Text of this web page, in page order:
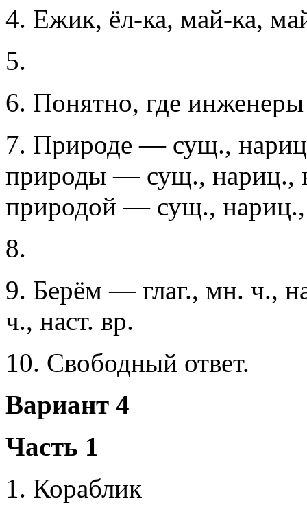
4. Ежик, ёл-ка, май-ка,
5.
6. Понятно, где инженеры
7. Природе — сущ.,
природы — сущ., нариц.,
природой — сущ.,
8.
9. Берём — глаг., мн. ч.,
ч., наст. вр.
10. Свободный ответ.
Вариант 4
Часть 1
1. Кораблик